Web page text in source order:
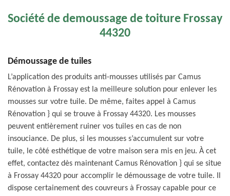
Société de demoussage de toiture Frossay
44320
Démoussage de tuiles
L’application des produits anti-mousses utilisés par Camus
Rénovation à Frossay est la meilleure solution pour enlever les
mousses sur votre tuile. De même, faites appel à Camus
Rénovation } qui se trouve à Frossay 44320. Les mousses
peuvent entièrement ruiner vos tuiles en cas de non
insouciance. De plus, si les mousses s’accumulent sur votre
tuile, le côté esthétique de votre maison sera mis en jeu. À cet
effet, contactez dès maintenant Camus Rénovation } qui se situe
à Frossay 44320 pour accomplir le démoussage de votre tuile. Il
dispose certainement des couvreurs à Frossay capable pour ce